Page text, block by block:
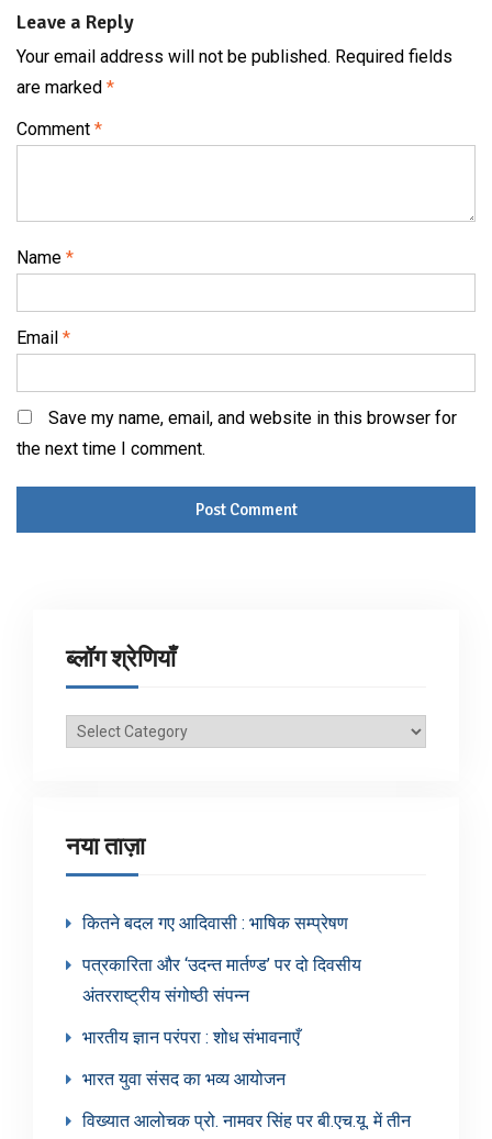
Leave a Reply
Your email address will not be published. Required fields
are marked *
Comment *
Name *
Email *
Save my name, email, and website in this browser for
the next time I comment.
ब्लॉग श्रेणियाँ
ब्लॉग
नया ताज़ा
कितने बदल गए आदिवासी : भाषिक सम्प्रेषण
पत्रकारिता और ‘उदन्त मार्तण्ड’ पर दो दिवसीय
अंतरराष्ट्रीय संगोष्ठी संपन्न
भारतीय ज्ञान परंपरा : शोध संभावनाएँ
भारत युवा संसद का भव्य आयोजन
विख्यात आलोचक प्रो. नामवर सिंह पर बी.एच.यू. में तीन